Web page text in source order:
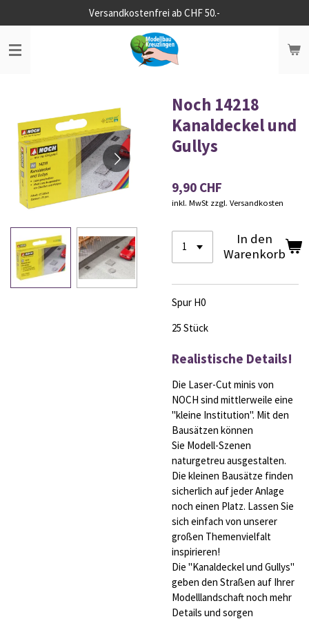
Hauptinhalt
springen
Versandkostenfrei ab CHF 50.-
Noch 14218
Kanaldeckel und
Gullys
9,90 CHF
inkl. MwSt zzgl. Versandkosten
In den
Warenkorb
Spur H0
25 Stück
Realistische Details!
Die Laser-Cut minis von
NOCH sind mittlerweile eine
"kleine Institution". Mit den
Bausätzen können
Sie Modell-Szenen
naturgetreu ausgestalten.
Die kleinen Bausätze finden
sicherlich auf jeder Anlage
noch einen Platz. Lassen Sie
sich einfach von unserer
großen Themenvielfalt
inspirieren!
Die "Kanaldeckel und Gullys"
geben den Straßen auf Ihrer
Modelllandschaft noch mehr
Details und sorgen